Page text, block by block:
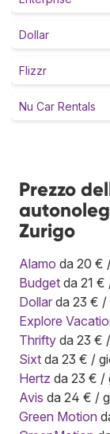
Dollar
Flizzr
Nu Car Rentals
Prezzo
Zurigo
Alamo da 20 €
Budget da 21 €
Dollar da 23 € /
Explore
Thrifty da 23 €
Sixt da 23 € /
Hertz da 23 € /
Avis da 24 € /
Green Motion